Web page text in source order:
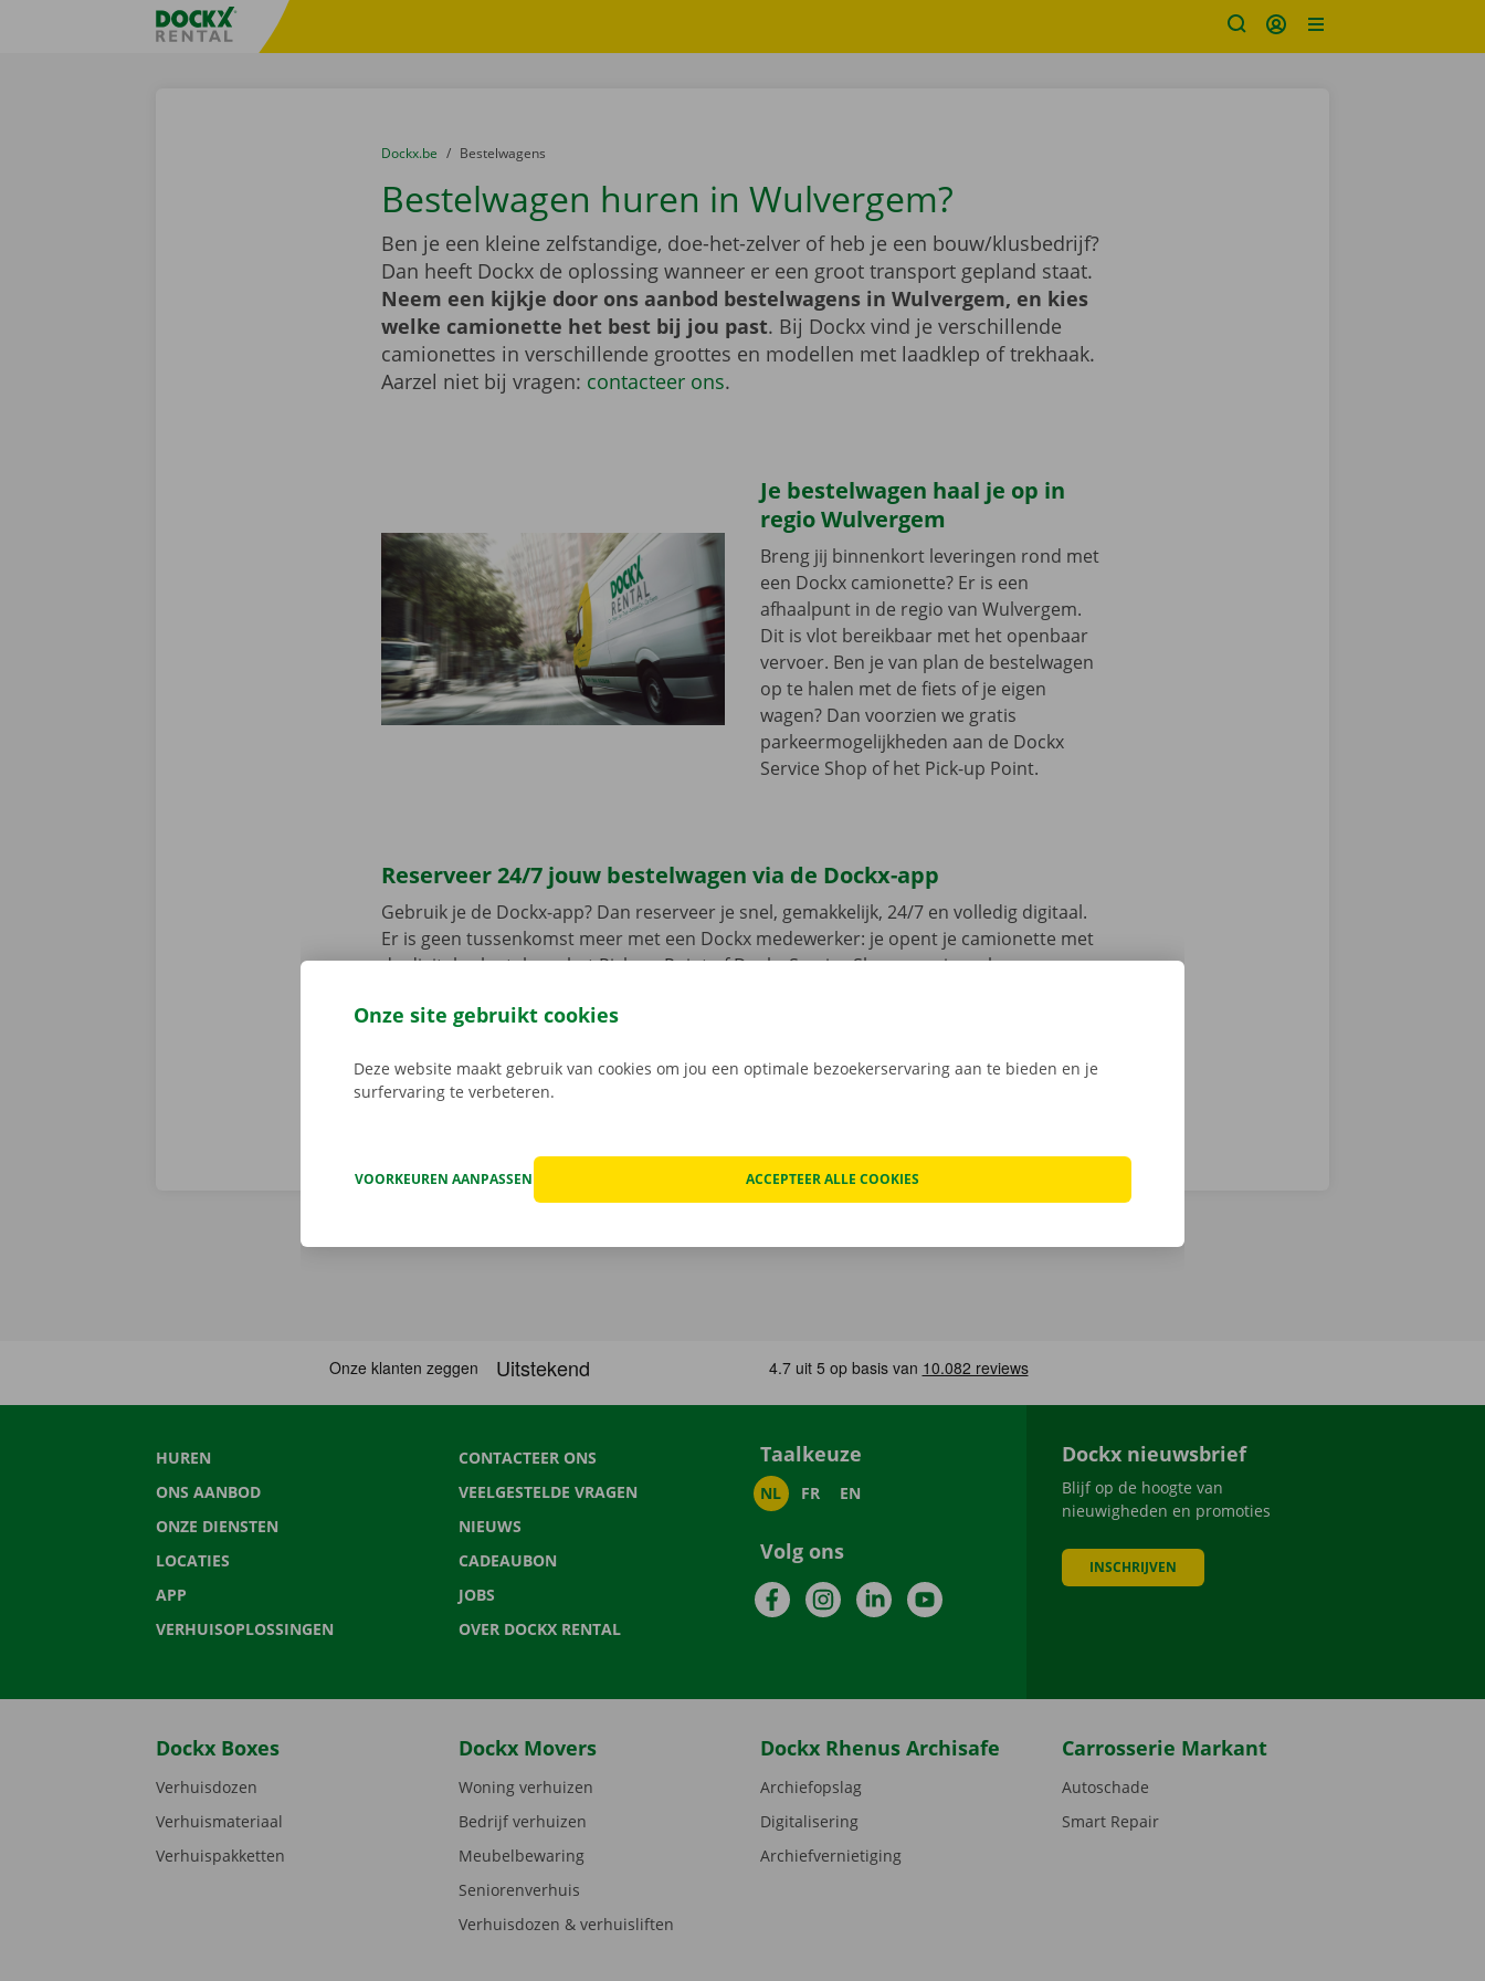
Taalselectie overslaanFratello DEMO
U bevindt zich hier:
van
Dockx.be naar
Bestelwagens
Bestelwagen huren in Wulvergem?
Ben je een kleine zelfstandige, doe-het-zelver of heb je een bouw/klusbedrijf?
Dan heeft Dockx de oplossing wanneer er een groot transport gepland staat.
Neem een kijkje door ons aanbod bestelwagens in Wulvergem, en kies
welke camionette het best bij jou past. Bij Dockx vind je verschillende
camionettes in verschillende groottes en modellen met laadklep of trekhaak.
Aarzel niet bij vragen: contacteer ons.
Je bestelwagen haal je op in
regio Wulvergem
Breng jij binnenkort leveringen rond met
een Dockx camionette? Er is een
afhaalpunt in de regio van Wulvergem.
Dit is vlot bereikbaar met het openbaar
vervoer. Ben je van plan de bestelwagen
op te halen met de fiets of je eigen
wagen? Dan voorzien we gratis
parkeermogelijkheden aan de Dockx
Service Shop of het Pick-up Point.
Reserveer 24/7 jouw bestelwagen via de Dockx-app
Gebruik je de Dockx-app? Dan reserveer je snel, gemakkelijk, 24/7 en volledig digitaal.
Er is geen tussenkomst meer met een Dockx medewerker: je opent je camionette met
de digitale sleutel aan het Pick-up Point of Dockx Service Shop naar jouw keuze.
App Store.
HUREN
ONS AANBOD
ONZE DIENSTEN
LOCATIES
APP
VERHUISOPLOSSINGEN
CONTACTEER ONS
VEELGESTELDE VRAGEN
NIEUWS
CADEAUBON
JOBS
OVER DOCKX RENTAL
Taalkeuze
NL FR EN
Volg ons
FacebookInstagramLinkedInYouTube
Dockx nieuwsbrief
Blijf op de hoogte van
nieuwigheden en promoties
INSCHRIJVEN
Dockx Boxes
Verhuisdozen
Verhuismateriaal
Verhuispakketten
Dockx Movers
Woning verhuizen
Bedrijf verhuizen
Meubelbewaring
Seniorenverhuis
Verhuisdozen & verhuisliften
Dockx Rhenus Archisafe
Archiefopslag
Digitalisering
Archiefvernietiging
Carrosserie Markant
Autoschade
Smart Repair
Onze site gebruikt cookies
Deze website maakt gebruik van cookies om jou een optimale bezoekerservaring aan te bieden en je
surfervaring te verbeteren.
VOORKEUREN AANPASSEN ACCEPTEER ALLE COOKIES